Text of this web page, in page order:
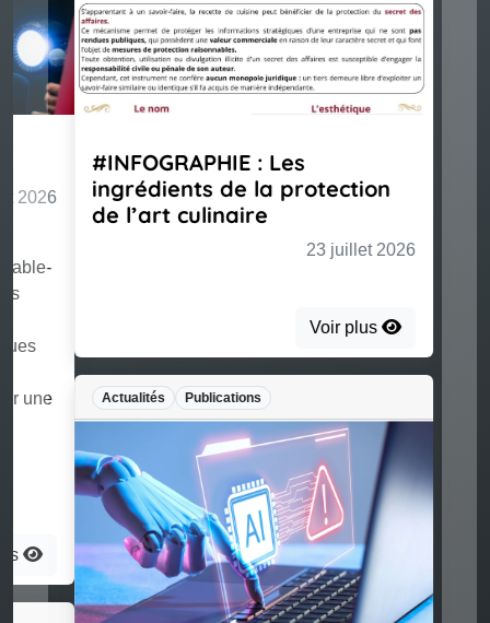
#INFOGRAPHIE : Les
ingrédients de la protection
de l’art culinaire
23 juillet 2026
Voir plus
Actualités Publications